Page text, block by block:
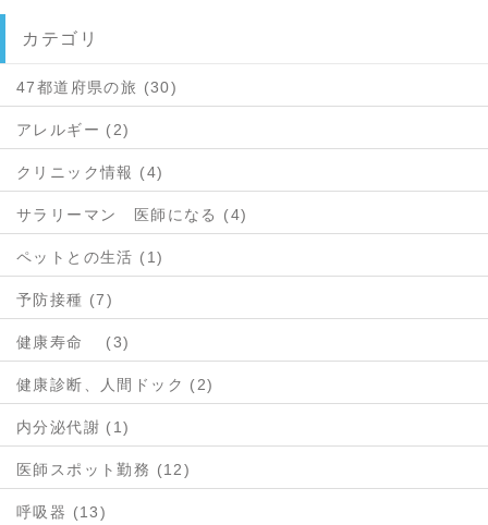
カテゴリ
47都道府県の旅 (30)
アレルギー (2)
クリニック情報 (4)
サラリーマン 医師になる (4)
ペットとの生活 (1)
予防接種 (7)
健康寿命 (3)
健康診断、人間ドック (2)
内分泌代謝 (1)
医師スポット勤務 (12)
呼吸器 (13)